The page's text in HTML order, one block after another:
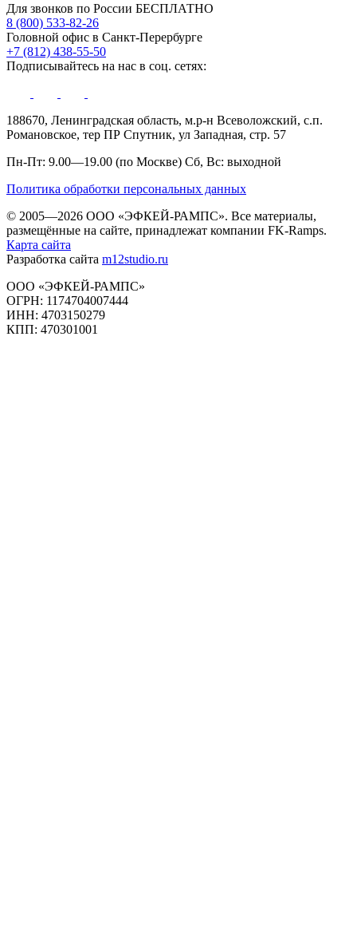
Для звонков по России БЕСПЛАТНО
8 (800) 533-82-26
Головной офис в Санкт-Перербурге
+7 (812) 438-55-50
Подписывайтесь на нас в соц. сетях:
188670, Ленинградская область, м.р-н Всеволожский, с.п.
Романовское, тер ПР Спутник, ул Западная, стр. 57
Пн-Пт: 9.00—19.00 (по Москве) Сб, Вс: выходной
Политика обработки персональных данных
© 2005—2026 ООО «ЭФКЕЙ-РАМПС». Все материалы,
размещённые на сайте, принадлежат компании FK-Ramps.
Карта сайта
Разработка сайта m12studio.ru
ООО «ЭФКЕЙ-РАМПС»
ОГРН: 1174704007444
ИНН: 4703150279
КПП: 470301001